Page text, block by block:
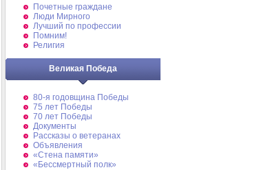
Почетные граждане
Люди Мирного
Лучший по профессии
Помним!
Религия
Великая Победа
80-я годовщина Победы
75 лет Победы
70 лет Победы
Документы
Рассказы о ветеранах
Объявления
«Стена памяти»
«Бессмертный полк»